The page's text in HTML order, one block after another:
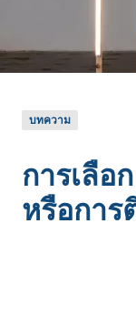
บทความ
การเลือ
หรือกา